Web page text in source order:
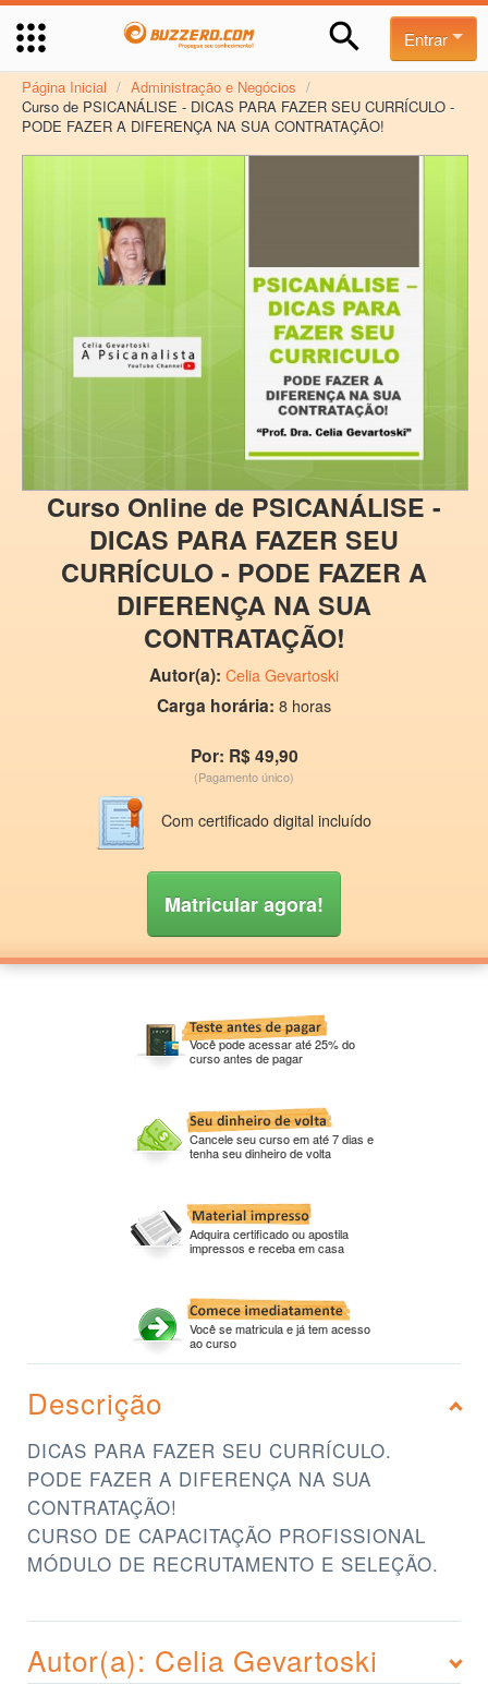
Entrar
Página Inicial / Administração e Negócios /
Curso de PSICANÁLISE - DICAS PARA FAZER SEU CURRÍCULO -
PODE FAZER A DIFERENÇA NA SUA CONTRATAÇÃO!
Curso Online de PSICANÁLISE -
DICAS PARA FAZER SEU
CURRÍCULO - PODE FAZER A
DIFERENÇA NA SUA
CONTRATAÇÃO!
Autor(a): Celia Gevartoski
Carga horária: 8 horas
Por: R$ 49,90
(Pagamento único)
Com certificado digital incluído
Matricular agora!
Você pode acessar até 25% do
curso antes de pagar
Cancele seu curso em até 7 dias e
tenha seu dinheiro de volta
Adquira certificado ou apostila
impressos e receba em casa
Você se matricula e já tem acesso
ao curso
Descrição
DICAS PARA FAZER SEU CURRÍCULO.
PODE FAZER A DIFERENÇA NA SUA
CONTRATAÇÃO!
CURSO DE CAPACITAÇÃO PROFISSIONAL
MÓDULO DE RECRUTAMENTO E SELEÇÃO.
Autor(a): Celia Gevartoski